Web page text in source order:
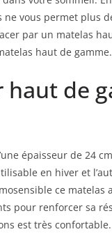
vous permet plus
par un matelas
haut de gamme.
haut de
épaisseur de 24
en hiver et
ce
pour renforcer sa
est très